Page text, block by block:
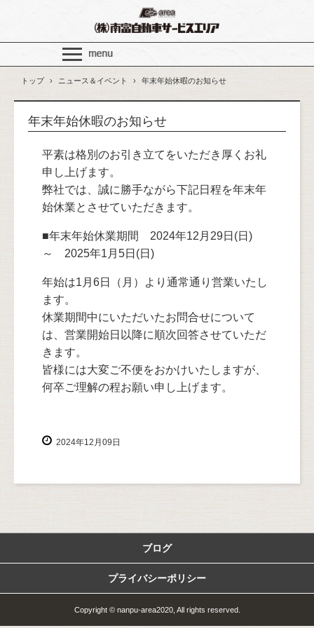
トップ › ニュース＆イベント › 年末年始休暇のお知らせ
年末年始休暇のお知らせ
平素は格別のお引き立てをいただき厚くお礼
申し上げます。
弊社では、誠に勝手ながら下記日程を年末年
始休業とさせていただきます。
■年末年始休業期間 2024年12月29日(日)
～ 2025年1月5日(日)
年始は1月6日（月）より通常通り営業いたし
ます。
休業期間中にいただいたお問合せについて
は、営業開始日以降に順次回答させていただ
きます。
皆様には大変ご不便をおかけいたしますが、
何卒ご理解の程お願い申し上げます。
2024年12月09日
ブログ
プライバシーポリシー
Copyright © nanpu-area2020, All rights reserved.